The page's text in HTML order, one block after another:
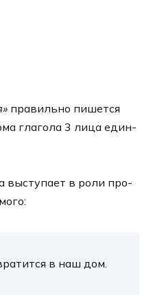
пра­виль­но пишет­ся
гла­го­ла 3 лица един­
высту­па­ет в роли про­
в наш дом.